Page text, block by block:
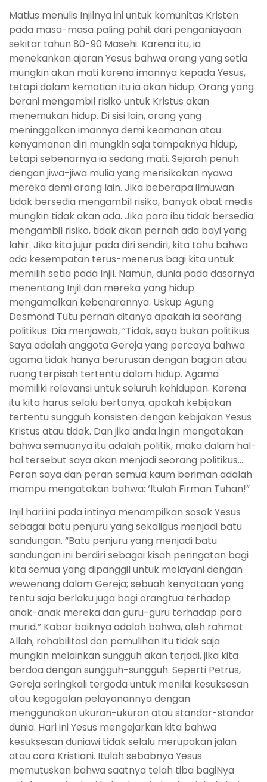
Matius menulis Injilnya ini untuk komunitas Kristen
pada masa-masa paling pahit dari penganiayaan
sekitar tahun 80-90 Masehi. Karena itu, ia
menekankan ajaran Yesus bahwa orang yang setia
mungkin akan mati karena imannya kepada Yesus,
tetapi dalam kematian itu ia akan hidup. Orang yang
berani mengambil risiko untuk Kristus akan
menemukan hidup. Di sisi lain, orang yang
meninggalkan imannya demi keamanan atau
kenyamanan diri mungkin saja tampaknya hidup,
tetapi sebenarnya ia sedang mati. Sejarah penuh
dengan jiwa-jiwa mulia yang merisikokan nyawa
mereka demi orang lain. Jika beberapa ilmuwan
tidak bersedia mengambil risiko, banyak obat medis
mungkin tidak akan ada. Jika para ibu tidak bersedia
mengambil risiko, tidak akan pernah ada bayi yang
lahir. Jika kita jujur pada diri sendiri, kita tahu bahwa
ada kesempatan terus-menerus bagi kita untuk
memilih setia pada Injil. Namun, dunia pada dasarnya
menentang Injil dan mereka yang hidup
mengamalkan kebenarannya. Uskup Agung
Desmond Tutu pernah ditanya apakah ia seorang
politikus. Dia menjawab, “Tidak, saya bukan politikus.
Saya adalah anggota Gereja yang percaya bahwa
agama tidak hanya berurusan dengan bagian atau
ruang terpisah tertentu dalam hidup. Agama
memiliki relevansi untuk seluruh kehidupan. Karena
itu kita harus selalu bertanya, apakah kebijakan
tertentu sungguh konsisten dengan kebijakan Yesus
Kristus atau tidak. Dan jika anda ingin mengatakan
bahwa semuanya itu adalah politik, maka dalam hal-
hal tersebut saya akan menjadi seorang politikus….
Peran saya dan peran semua kaum beriman adalah
mampu mengatakan bahwa: ‘Itulah Firman Tuhan!”
Injil hari ini pada intinya menampilkan sosok Yesus
sebagai batu penjuru yang sekaligus menjadi batu
sandungan. “Batu penjuru yang menjadi batu
sandungan ini berdiri sebagai kisah peringatan bagi
kita semua yang dipanggil untuk melayani dengan
wewenang dalam Gereja; sebuah kenyataan yang
tentu saja berlaku juga bagi orangtua terhadap
anak-anak mereka dan guru-guru terhadap para
murid.” Kabar baiknya adalah bahwa, oleh rahmat
Allah, rehabilitasi dan pemulihan itu tidak saja
mungkin melainkan sungguh akan terjadi, jika kita
berdoa dengan sungguh-sungguh. Seperti Petrus,
Gereja seringkali tergoda untuk menilai kesuksesan
atau kegagalan pelayanannya dengan
menggunakan ukuran-ukuran atau standar-standar
dunia. Hari ini Yesus mengajarkan kita bahwa
kesuksesan duniawi tidak selalu merupakan jalan
atau cara Kristiani. Itulah sebabnya Yesus
memutuskan bahwa saatnya telah tiba bagiNya